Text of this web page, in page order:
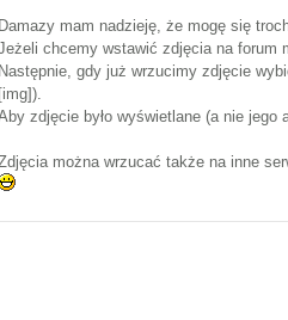
Damazy mam nadzieję, że mogę się
chcemy wstawić zdjęcia na forum
Następnie, gdy już wrzucimy zdjęcie
[img]).
zdjęcie było wyświetlane (a nie
można wrzucać także na inne